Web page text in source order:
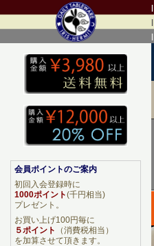
会員ポイントのご案内
初回入会登録時に
1000ポイント(千円相当)
プレゼント。
お買い上げ100円毎に
５ポイント
（消費税相当）
を加算させて頂きます。
|
|
|